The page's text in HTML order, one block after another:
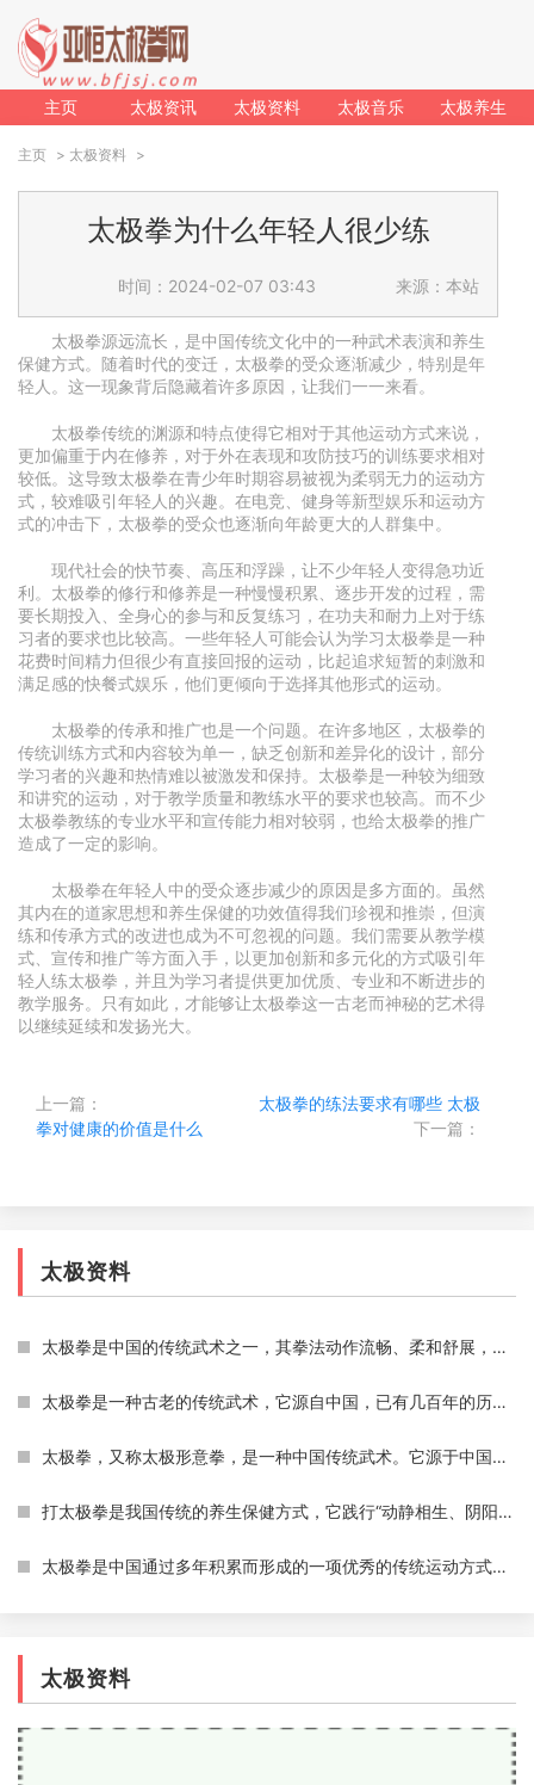
主页 太极资讯 太极资料 太极音乐 太极养生
主页 > 太极资料 >
太极拳为什么年轻人很少练
时间：2024-02-07 03:43 来源：本站
太极拳源远流长，是中国传统文化中的一种武术表演和养生
保健方式。随着时代的变迁，太极拳的受众逐渐减少，特别是年
轻人。这一现象背后隐藏着许多原因，让我们一一来看。
太极拳传统的渊源和特点使得它相对于其他运动方式来说，
更加偏重于内在修养，对于外在表现和攻防技巧的训练要求相对
较低。这导致太极拳在青少年时期容易被视为柔弱无力的运动方
式，较难吸引年轻人的兴趣。在电竞、健身等新型娱乐和运动方
式的冲击下，太极拳的受众也逐渐向年龄更大的人群集中。
现代社会的快节奏、高压和浮躁，让不少年轻人变得急功近
利。太极拳的修行和修养是一种慢慢积累、逐步开发的过程，需
要长期投入、全身心的参与和反复练习，在功夫和耐力上对于练
习者的要求也比较高。一些年轻人可能会认为学习太极拳是一种
花费时间精力但很少有直接回报的运动，比起追求短暂的刺激和
满足感的快餐式娱乐，他们更倾向于选择其他形式的运动。
太极拳的传承和推广也是一个问题。在许多地区，太极拳的
传统训练方式和内容较为单一，缺乏创新和差异化的设计，部分
学习者的兴趣和热情难以被激发和保持。太极拳是一种较为细致
和讲究的运动，对于教学质量和教练水平的要求也较高。而不少
太极拳教练的专业水平和宣传能力相对较弱，也给太极拳的推广
造成了一定的影响。
太极拳在年轻人中的受众逐步减少的原因是多方面的。虽然
其内在的道家思想和养生保健的功效值得我们珍视和推崇，但演
练和传承方式的改进也成为不可忽视的问题。我们需要从教学模
式、宣传和推广等方面入手，以更加创新和多元化的方式吸引年
轻人练太极拳，并且为学习者提供更加优质、专业和不断进步的
教学服务。只有如此，才能够让太极拳这一古老而神秘的艺术得
以继续延续和发扬光大。
上一篇：
太极拳的练法要求有哪些
下一篇：
太极
拳对健康的价值是什么
太极资料
太极拳是中国的传统武术之一，其拳法动作流畅、柔和舒展，以柔克刚，以缓为快，以柔顺化刚强，以小胜大，以不动应万变的特点著称，代表着中国武术的高超境界和深邃内涵。而太
太极拳是一种古老的传统武术，它源自中国，已有几百年的历史。太极拳注重内功和外功的结合，同时强调身心的和谐，它被认为是一种有效的身体健身方式，也能帮助人们调整心态。
太极拳，又称太极形意拳，是一种中国传统武术。它源于中国道家的一种哲学思想，认为一切事物都是由两种相反的力量所组成，即阴阳。太极拳讲究“柔中带刚”，通过缓慢的动作和
打太极拳是我国传统的养生保健方式，它践行“动静相生、阴阳调和”的理念，不仅能够增强身体的抵抗力，还可以放松身心，缓解压力。有些人在练习太极拳之后，会发现自己的失眠
太极拳是中国通过多年积累而形成的一项优秀的传统运动方式。它已成为世界知名的健身运动形式之一。太极拳通过舒缓的身体动作和深度呼吸，有效地增强身体的柔顺度、平衡能力、
太极资料